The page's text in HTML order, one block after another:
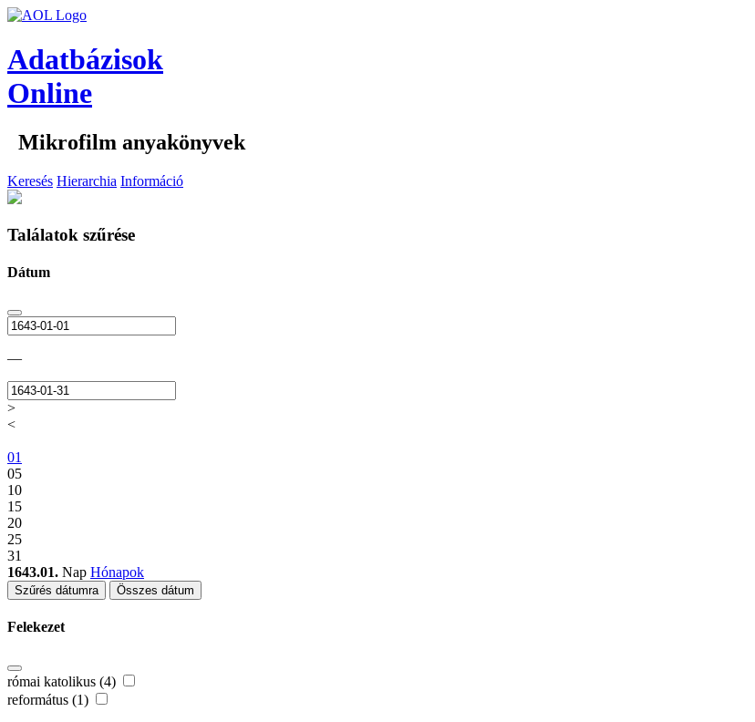
Adatbázisok
Online
Mikrofilm anyakönyvek
Keresés Hierarchia Információ
Találatok szűrése
Dátum
—
>
<
01
05
10
15
20
25
31
1643.01. Nap Hónapok
Szűrés dátumra Összes dátum
Felekezet
római katolikus (4)
református (1)